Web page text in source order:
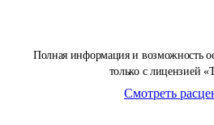
Полная информация и возможность
только с лицензией
Смотреть